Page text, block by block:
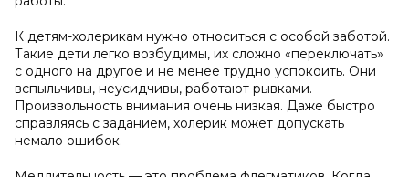
К детям-холерикам нужно относиться с особой заботой.
Такие дети легко возбудимы, их сложно «переключать»
с одного на другое и не менее трудно успокоить. Они
вспыльчивы, неусидчивы, работают рывками.
Произвольность внимания очень низкая. Даже быстро
справляясь с заданием, холерик может допускать
немало ошибок.